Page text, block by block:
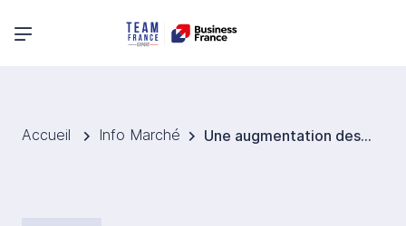
Menu principal
Accueil Info Marché Une augmentation des droits d’accise sur les boissons alcoolisées annoncée par le nouveau gouvernement néerlandais